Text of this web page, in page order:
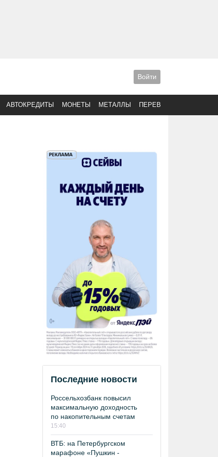
Войти
АВТОКРЕДИТЫ МОНЕТЫ МЕТАЛЛЫ ПЕРЕВОДЫ
Последние новости
Россельхозбанк повысил
максимальную доходность
по накопительным счетам
15:40
ВТБ: на Петербургском
марафоне «Пушкин -